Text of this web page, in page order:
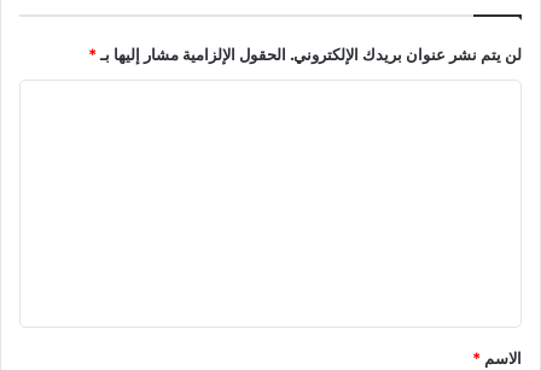
لن يتم نشر عنوان بريدك الإلكتروني. الحقول الإلزامية مشار إليها بـ*
*
الاسم *